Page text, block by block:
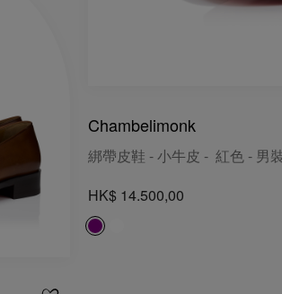
Chambelimonk
綁帶皮鞋 - 小牛皮 - 紅色 - 男
HK$ 14.500,00